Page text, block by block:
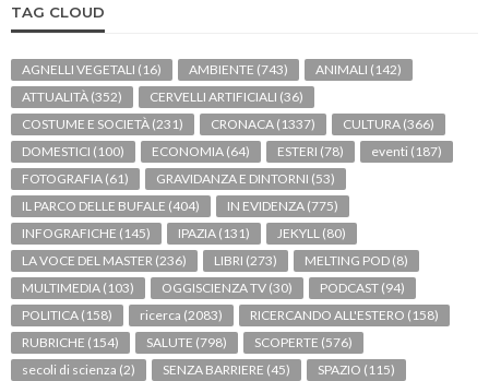
TAG CLOUD
AGNELLI VEGETALI (16) AMBIENTE (743) ANIMALI (142)
ATTUALITÀ (352) CERVELLI ARTIFICIALI (36)
COSTUME E SOCIETÀ (231) CRONACA (1337) CULTURA (366)
DOMESTICI (100) ECONOMIA (64) ESTERI (78) eventi (187)
FOTOGRAFIA (61) GRAVIDANZA E DINTORNI (53)
IL PARCO DELLE BUFALE (404) IN EVIDENZA (775)
INFOGRAFICHE (145) IPAZIA (131) JEKYLL (80)
LA VOCE DEL MASTER (236) LIBRI (273) MELTING POD (8)
MULTIMEDIA (103) OGGISCIENZA TV (30) PODCAST (94)
POLITICA (158) ricerca (2083) RICERCANDO ALL'ESTERO (158)
RUBRICHE (154) SALUTE (798) SCOPERTE (576)
secoli di scienza (2) SENZA BARRIERE (45) SPAZIO (115)